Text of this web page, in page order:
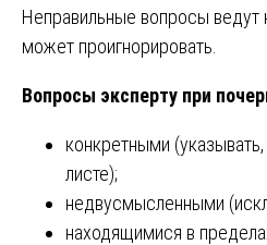
Неправильные вопросы
может проигнорировать.
Вопросы эксперту при
конкретными
листе);
недвусмысленными
находящимися в